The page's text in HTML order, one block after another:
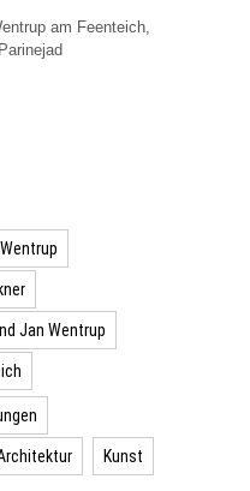
am Feenteich,
Jan Wentrup
Kunst